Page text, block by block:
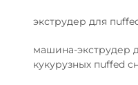
экструдер для
машина-экструдер
кукурузных пuffed